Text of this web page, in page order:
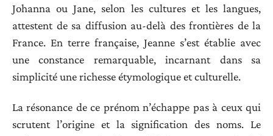
Johanna ou Jane, selon les cultures et les langues,
attestent de sa diffusion au-delà des frontières de la
France. En terre française, Jeanne s’est établie avec
une constance remarquable, incarnant dans sa
simplicité une richesse étymologique et culturelle.
La résonance de ce prénom n’échappe pas à ceux qui
scrutent l’origine et la signification des noms. Le